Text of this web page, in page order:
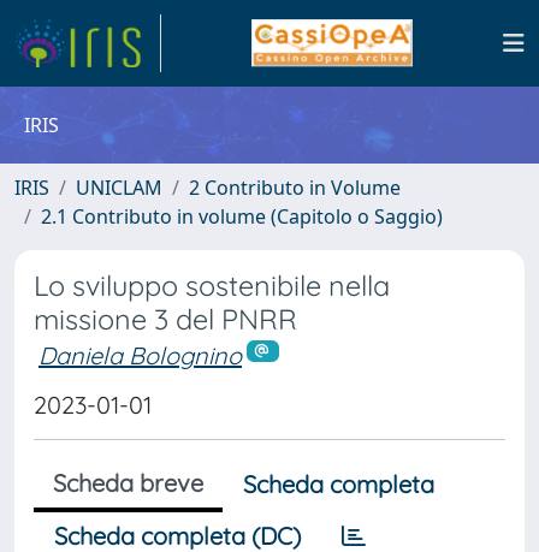
IRIS
IRIS UNICLAM
2 Contributo in Volume
2.1 Contributo in volume (Capitolo o Saggio)
Lo sviluppo sostenibile nella
missione 3 del PNRR
Daniela Bolognino
2023-01-01
Scheda breve
Scheda completa
Scheda completa (DC)